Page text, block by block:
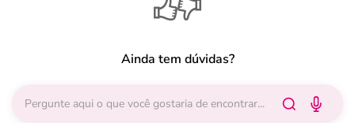
Ainda tem dúvidas?